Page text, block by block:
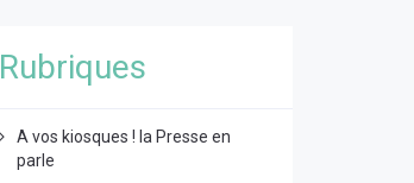
Rubriques
A vos kiosques ! la Presse en
parle